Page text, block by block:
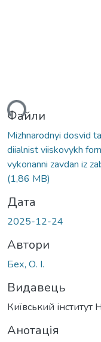
Файли
Mizhnarodnyi dosvid
diialnist viiskovykh
vykonanni zavdan iz
(1,86 MB)
Дата
2025-12-24
Автори
Бех, О. І.
Видавець
Київський інститут
Анотація